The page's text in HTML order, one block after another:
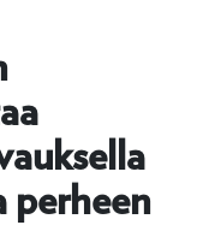
perheen